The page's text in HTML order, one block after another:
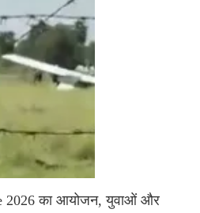
2026 का आयोजन, युवाओं और